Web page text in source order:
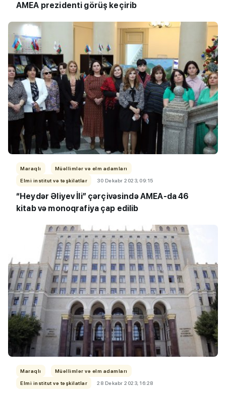
AMEA prezidenti görüş keçirib
Maraqlı
Müəllimlər və elm adamları
Elmi institut və təşkilatlar
30 Dekabr 2023, 09:15
“Heydər Əliyev İli” çərçivəsində AMEA-da 46
kitab və monoqrafiya çap edilib
Maraqlı
Müəllimlər və elm adamları
Elmi institut və təşkilatlar
28 Dekabr 2023, 16:28